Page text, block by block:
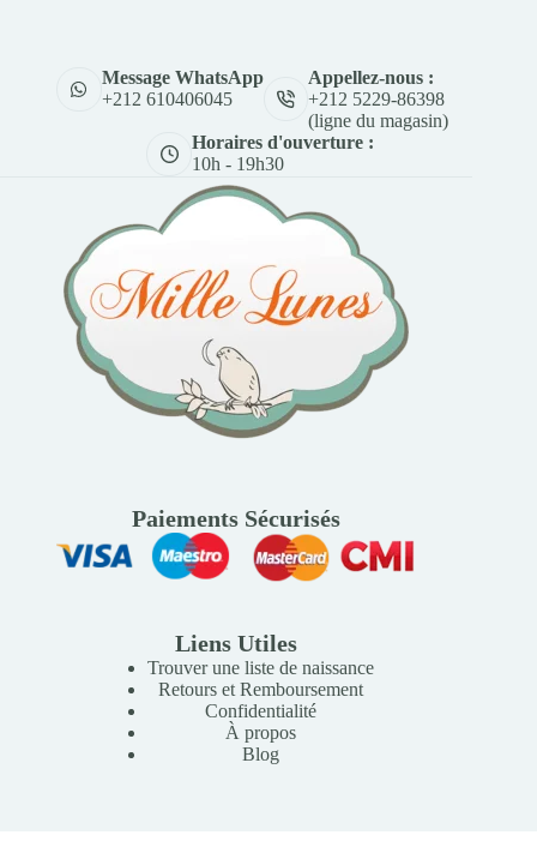
Message WhatsApp
+212 610406045
Appellez-nous :
+212 5229-86398
(ligne du magasin)
Horaires d'ouverture :
10h - 19h30
Paiements Sécurisés
Liens Utiles
Trouver une liste de naissance
Retours et Remboursement
Confidentialité
À propos
Blog